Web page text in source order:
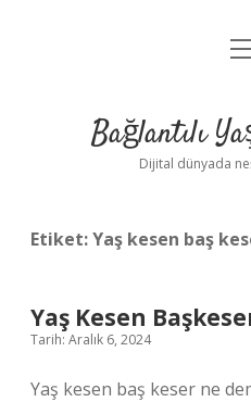
Yasal
Bağlantılı
Dijital dünyada
Etiket:Yaş kesen baş
Yaş Kesen
Tarih: Aralık 6, 2024
Yaş kesen baş keser ne